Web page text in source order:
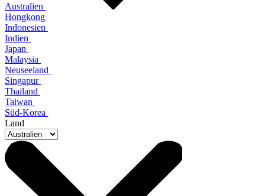
Australien
Hongkong
Indonesien
Indien
Japan
Malaysia
Neuseeland
Singapur
Thailand
Taiwan
Süd-Korea
Land